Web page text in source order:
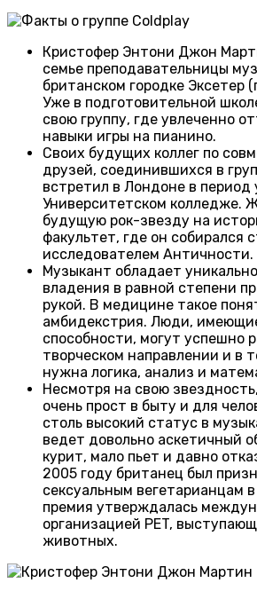
Кристофер Энтони Джон
семье преподавательницы
британском городке Эксетер
Уже в подготовительной
свою группу, где увлеченно
навыки игры на пианино.
Своих будущих коллег по
друзей, соединившихся в
встретил в Лондоне в период
Университетском колледже.
будущую рок-звезду на
факультет, где он собирался
исследователем Античности.
Музыкант обладает
владения в равной степени
рукой. В медицине такое
амбидекстрия. Люди,
способности, могут успешно
творческом направлении и в
нужна логика, анализ и
Несмотря на свою
очень прост в быту и для
столь высокий статус в
ведет довольно аскетичный
курит, мало пьет и давно
2005 году британец был
сексуальным вегетарианцам
премия утверждалась
организацией PET,
животных.